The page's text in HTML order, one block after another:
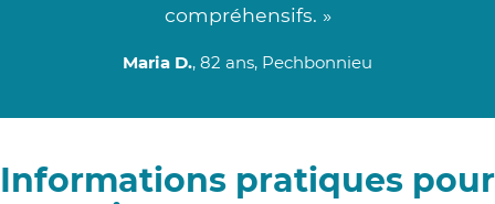
compréhensifs. »
Maria D., 82 ans, Pechbonnieu
Informations pratiques pour